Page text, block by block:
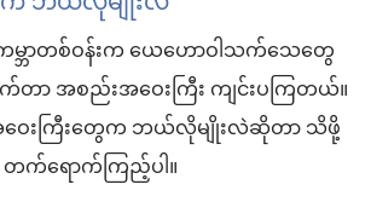
မ္ဘာတစ်ဝန်းက ယေဟောဝါသက်သေတွေ
တာ အစည်းအဝေးကြီး ကျင်းပကြတယ်။
ေးကြီးတွေက ဘယ်လိုမျိုးလဲဆိုတာ သိဖို့
ရောက်ကြည့်ပါ။